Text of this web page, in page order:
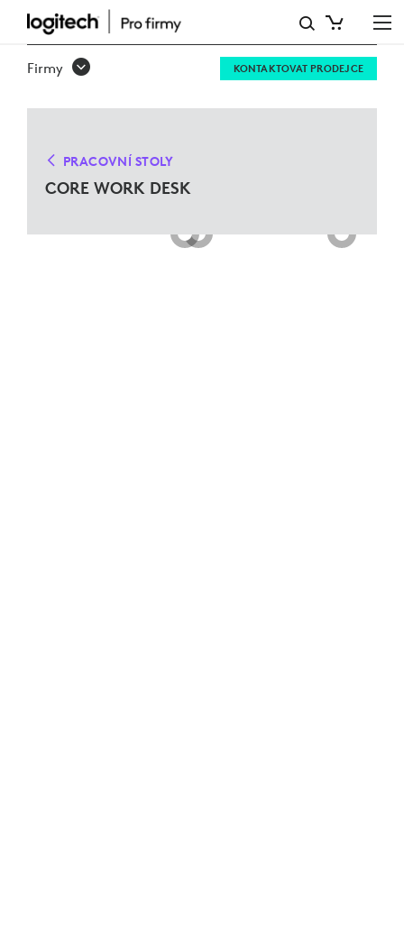
ŘEŠENÍ
CORE
PRO
MICROSOFT
TEAMS
Firmy KONTAKTOVAT PRODEJCE
PRACOVNÍ STOLY
CORE WORK DESK